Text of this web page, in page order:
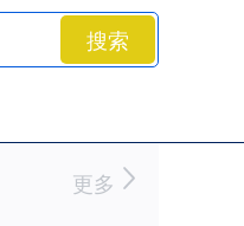
搜索
更多